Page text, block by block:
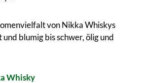
von Nikka Whiskys
blumig bis schwer, ölig und
Whisky